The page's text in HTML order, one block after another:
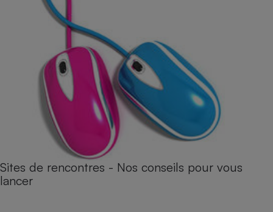
Sites de rencontres - Nos conseils pour vous
lancer